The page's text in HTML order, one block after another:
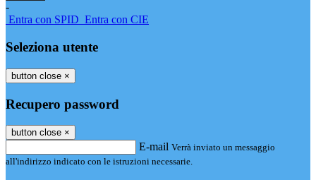
-
Entra con SPID Entra con CIE
Seleziona utente
button close ×
Recupero password
button close ×
E-mail Verrà inviato un messaggio
all'indirizzo indicato con le istruzioni necessarie.